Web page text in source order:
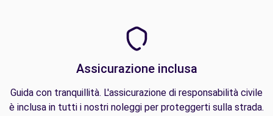
Assicurazione inclusa
Guida con tranquillità. L'assicurazione di responsabilità civile
è inclusa in tutti i nostri noleggi per proteggerti sulla strada.